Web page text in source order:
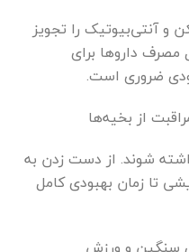
و آنتی‌بیوتیک را تجویز
داروها برای
ضروری است.
شوند. از دست زدن به
تا زمان بهبودی کامل